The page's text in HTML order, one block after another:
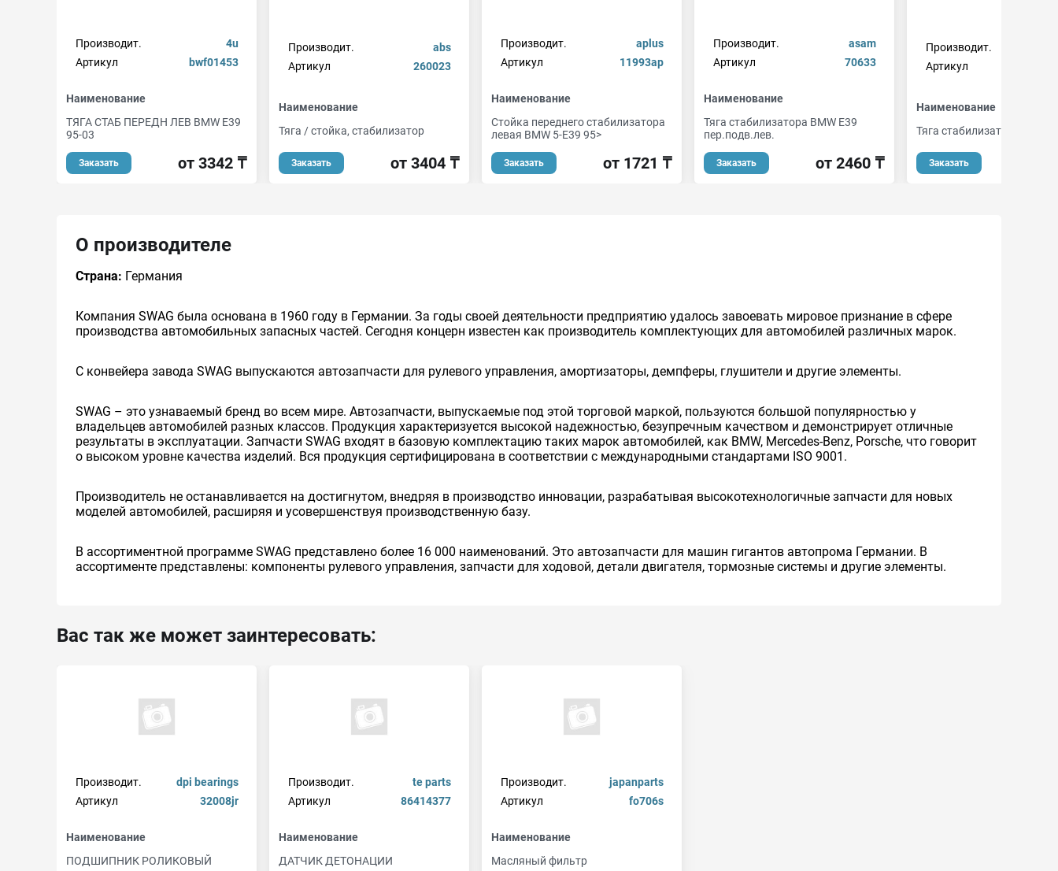
Производит.
4u
Артикул
bwf01453
Наименование
ТЯГА СТАБ ПЕРЕДН ЛЕВ BMW E39
95-03
Заказать от 3342 ₸
Производит.
abs
Артикул
260023
Наименование
Тяга / стойка, стабилизатор
Заказать от 3404 ₸
Производит.
aplus
Артикул
11993ap
Наименование
Стойка переднего стабилизатора
левая BMW 5-E39 95>
Заказать от 1721 ₸
Производит.
asam
Артикул
70633
Наименование
Тяга стабилизатора BMW E39
пер.подв.лев.
Заказать от 2460 ₸
Производит.
Артикул
Наименование
Тяга стабилизатора
Заказать
О производителе
Страна: Германия
Компания SWAG была основана в 1960 году в Германии. За годы своей деятельности предприятию удалось завоевать мировое признание в сфере
производства автомобильных запасных частей. Сегодня концерн известен как производитель комплектующих для автомобилей различных марок.
С конвейера завода SWAG выпускаются автозапчасти для рулевого управления, амортизаторы, демпферы, глушители и другие элементы.
SWAG – это узнаваемый бренд во всем мире. Автозапчасти, выпускаемые под этой торговой маркой, пользуются большой популярностью у
владельцев автомобилей разных классов. Продукция характеризуется высокой надежностью, безупречным качеством и демонстрирует отличные
результаты в эксплуатации. Запчасти SWAG входят в базовую комплектацию таких марок автомобилей, как BMW, Mercedes-Benz, Porsche, что говорит
о высоком уровне качества изделий. Вся продукция сертифицирована в соответствии с международными стандартами ISO 9001.
Производитель не останавливается на достигнутом, внедряя в производство инновации, разрабатывая высокотехнологичные запчасти для новых
моделей автомобилей, расширяя и усовершенствуя производственную базу.
В ассортиментной программе SWAG представлено более 16 000 наименований. Это автозапчасти для машин гигантов автопрома Германии. В
ассортименте представлены: компоненты рулевого управления, запчасти для ходовой, детали двигателя, тормозные системы и другие элементы.
Вас так же может заинтересовать:
Производит.
dpi bearings
Артикул
32008jr
Наименование
ПОДШИПНИК РОЛИКОВЫЙ
Производит.
te parts
Артикул
86414377
Наименование
ДАТЧИК ДЕТОНАЦИИ
Производит.
japanparts
Артикул
fo706s
Наименование
Масляный фильтр